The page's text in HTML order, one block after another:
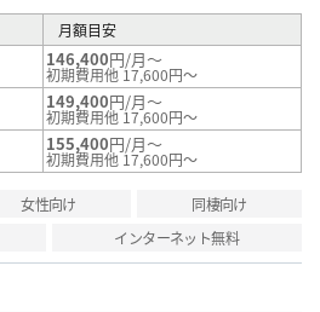
月額目安
146,400円/月～
初期費用他 17,600円～
149,400円/月～
初期費用他 17,600円～
155,400円/月～
初期費用他 17,600円～
女性向け
同棲向け
インターネット無料